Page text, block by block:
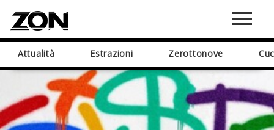
Attualità Estrazioni Zerottonove